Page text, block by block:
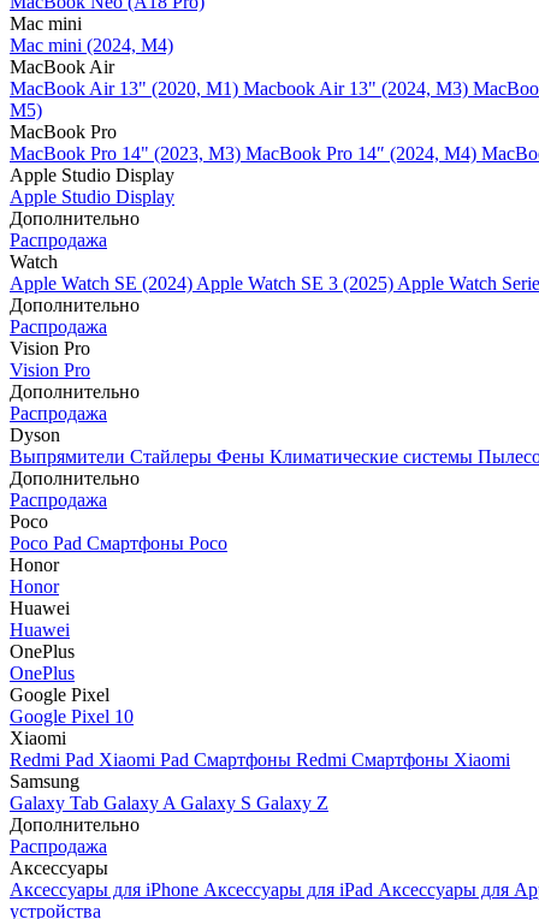
Mac mini
Mac mini (2024, M4)
MacBook Air
MacBook Air 13" (2020, M1) Macbook Air 13" (2024, M3)
M5)
MacBook Pro
MacBook Pro 14" (2023, M3) MacBook Pro 14″ (2024, M4)
Apple Studio Display
Apple Studio Display
Дополнительно
Распродажа
Watch
Apple Watch SE (2024) Apple Watch SE 3 (2025) Apple Watch
Дополнительно
Распродажа
Vision Pro
Vision Pro
Дополнительно
Распродажа
Dyson
Выпрямители Стайлеры Фены Климатические системы
Дополнительно
Распродажа
Poco
Poco Pad Смартфоны Poco
Honor
Honor
Huawei
Huawei
OnePlus
OnePlus
Google Pixel
Google Pixel 10
Xiaomi
Redmi Pad Xiaomi Pad Смартфоны Redmi Смартфоны Xiaomi
Samsung
Galaxy Tab Galaxy A Galaxy S Galaxy Z
Дополнительно
Распродажа
Аксессуары
Аксессуары для iPhone Аксессуары для iPad Аксессуары для
устройства